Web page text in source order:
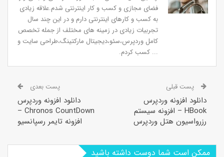
فضای مجازی و کسب و کار اینترنتی شدم.علاقه زیادی
به کسب و کارهای اینترنتی دارم و در این چند سال
تجربیات زیادی در زمینه های مختلف از جمله تخصص
کامل وردپرس،سئو،دیجیتال مارکتینگ،طراحی سایت و
... کسب کردم.
پست قبلی
دانلود افزونه وردپرس
HBook – افزونه سیستم
رزرواسیون هتل وردپرس
پست بعدی
دانلود افزونه وردپرس
Chronos CountDown –
افزونه تایمر رسپانسیو
ممکن است شما دوست داشته باشید